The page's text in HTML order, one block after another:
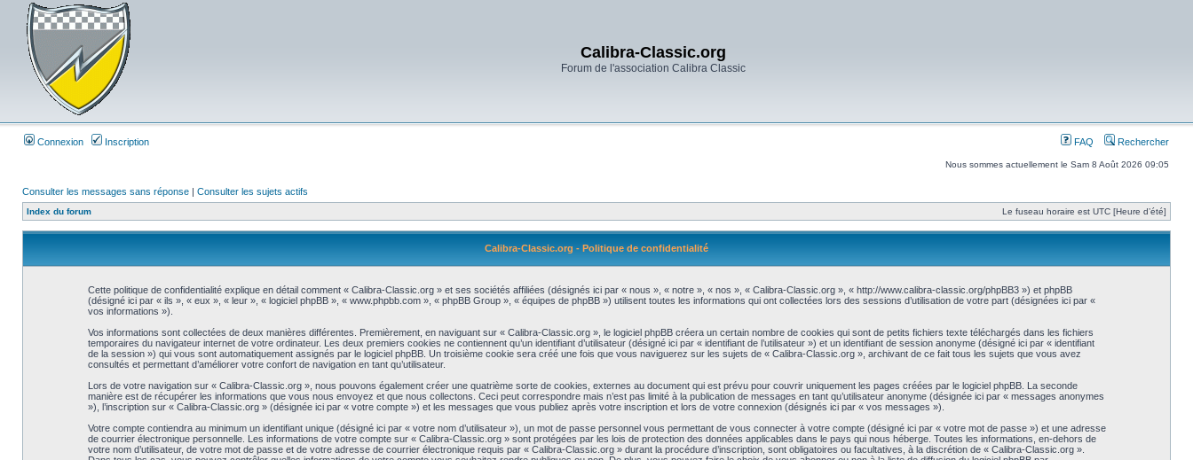
Calibra-Classic.org
Forum de l'association Calibra Classic
Connexion Inscription FAQ Rechercher
Nous sommes actuellement le Sam 8 Août 2026 09:05
Consulter les messages sans réponse | Consulter les sujets actifs
Index du forum Le fuseau horaire est UTC [Heure d’été]
Calibra-Classic.org - Politique de confidentialité
Cette politique de confidentialité explique en détail comment « Calibra-Classic.org » et ses sociétés affiliées (désignés ici par « nous », « notre », « nos », « Calibra-Classic.org », « http://www.calibra-classic.org/phpBB3 ») et phpBB
(désigné ici par « ils », « eux », « leur », « logiciel phpBB », « www.phpbb.com », « phpBB Group », « équipes de phpBB ») utilisent toutes les informations qui ont collectées lors des sessions d’utilisation de votre part (désignées ici par «
vos informations »).
Vos informations sont collectées de deux manières différentes. Premièrement, en naviguant sur « Calibra-Classic.org », le logiciel phpBB créera un certain nombre de cookies qui sont de petits fichiers texte téléchargés dans les fichiers
temporaires du navigateur internet de votre ordinateur. Les deux premiers cookies ne contiennent qu’un identifiant d’utilisateur (désigné ici par « identifiant de l’utilisateur ») et un identifiant de session anonyme (désigné ici par « identifiant
de la session ») qui vous sont automatiquement assignés par le logiciel phpBB. Un troisième cookie sera créé une fois que vous naviguerez sur les sujets de « Calibra-Classic.org », archivant de ce fait tous les sujets que vous avez
consultés et permettant d’améliorer votre confort de navigation en tant qu’utilisateur.
Lors de votre navigation sur « Calibra-Classic.org », nous pouvons également créer une quatrième sorte de cookies, externes au document qui est prévu pour couvrir uniquement les pages créées par le logiciel phpBB. La seconde
manière est de récupérer les informations que vous nous envoyez et que nous collectons. Ceci peut correspondre mais n’est pas limité à la publication de messages en tant qu’utilisateur anonyme (désignée ici par « messages anonymes
»), l’inscription sur « Calibra-Classic.org » (désignée ici par « votre compte ») et les messages que vous publiez après votre inscription et lors de votre connexion (désignés ici par « vos messages »).
Votre compte contiendra au minimum un identifiant unique (désigné ici par « votre nom d’utilisateur »), un mot de passe personnel vous permettant de vous connecter à votre compte (désigné ici par « votre mot de passe ») et une adresse
de courrier électronique personnelle. Les informations de votre compte sur « Calibra-Classic.org » sont protégées par les lois de protection des données applicables dans le pays qui nous héberge. Toutes les informations, en-dehors de
votre nom d’utilisateur, de votre mot de passe et de votre adresse de courrier électronique requis par « Calibra-Classic.org » durant la procédure d’inscription, sont obligatoires ou facultatives, à la discrétion de « Calibra-Classic.org ».